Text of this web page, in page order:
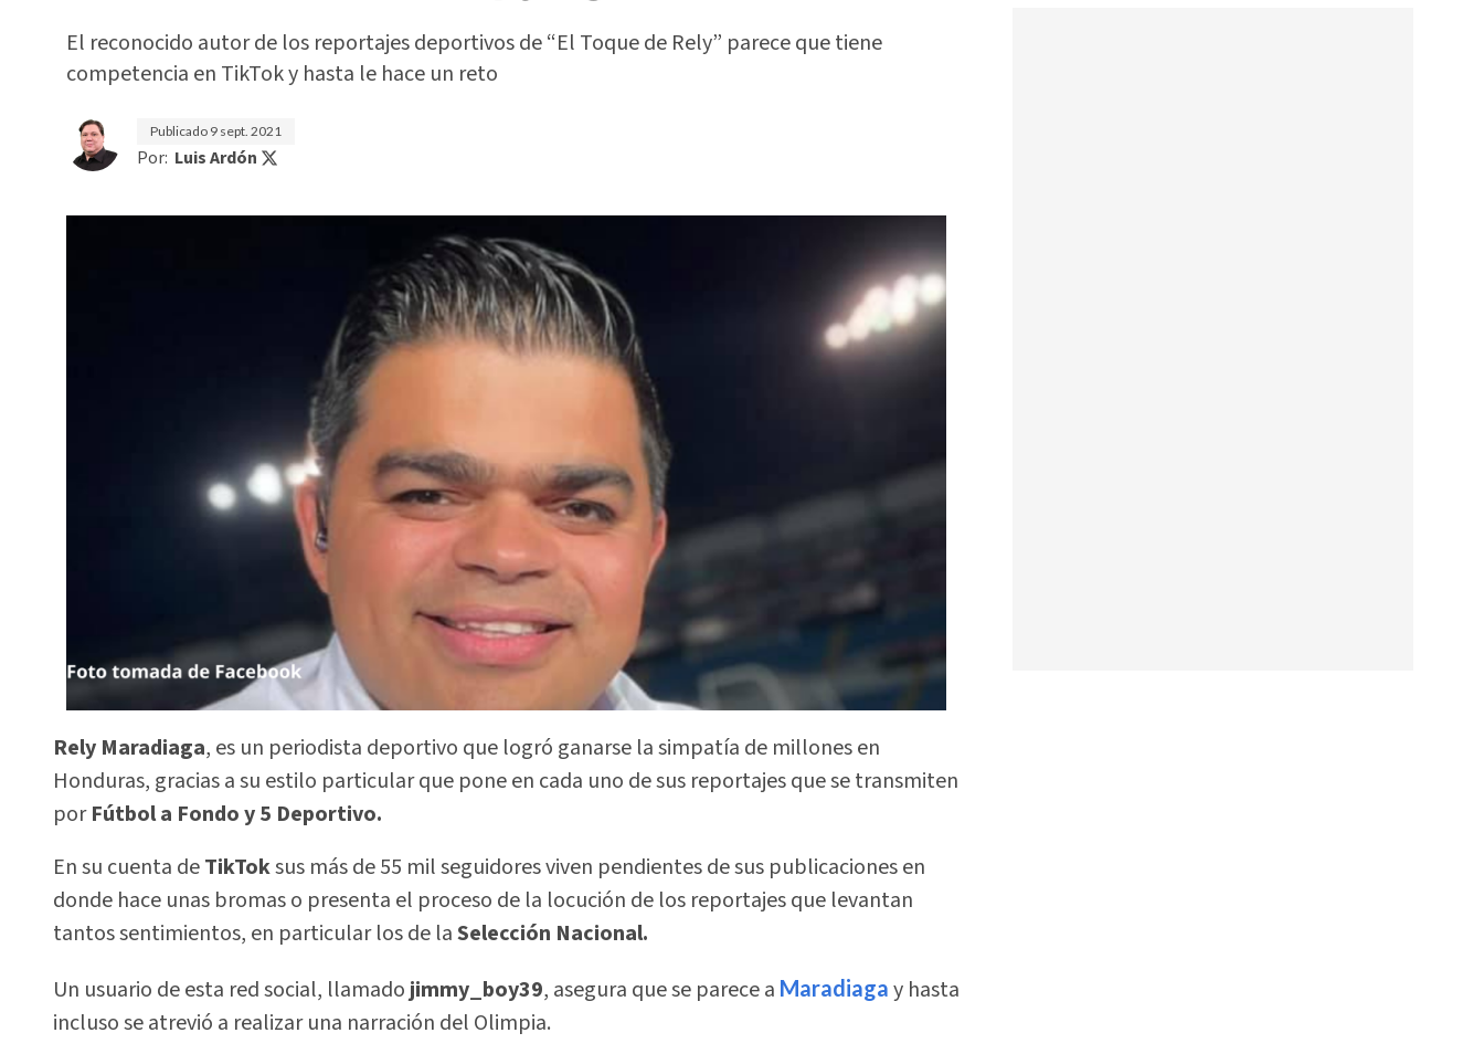
El reconocido autor de los reportajes deportivos de “El Toque de Rely” parece que tiene
competencia en TikTok y hasta le hace un reto
Publicado 9 sept. 2021
Por: Luis Ardón
Rely Maradiaga, es un periodista deportivo que logró ganarse la simpatía de millones en
Honduras, gracias a su estilo particular que pone en cada uno de sus reportajes que se transmiten
porFútbol a Fondo y 5 Deportivo.
En su cuenta deTikToksus más de 55 mil seguidores viven pendientes de sus publicaciones en
donde hace unas bromas o presenta el proceso de la locución de los reportajes que levantan
tantos sentimientos, en particular los de laSelección Nacional.
Un usuario de esta red social, llamadojimmy_boy39, asegura que se parece a Maradiaga y hasta
incluso se atrevió a realizar una narración del Olimpia.